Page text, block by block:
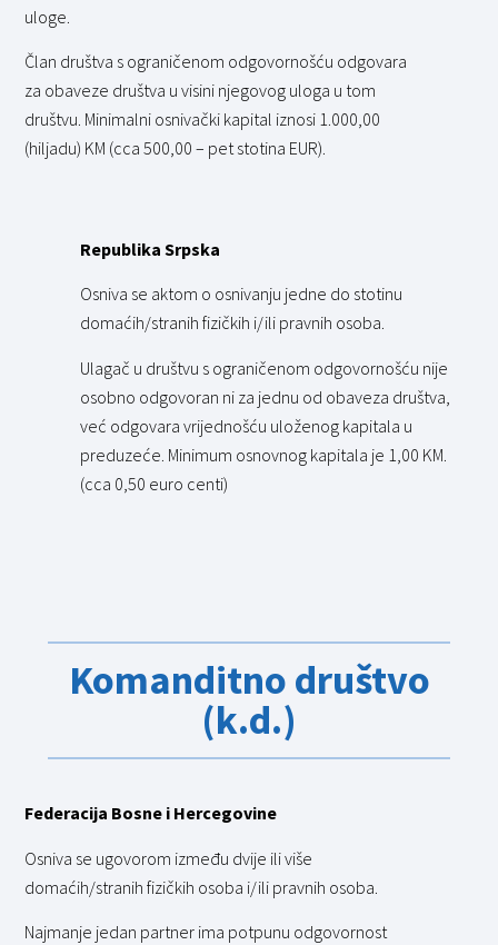
uloge.
Član društva s ograničenom odgovornošću odgovara
za obaveze društva u visini njegovog uloga u tom
društvu. Minimalni osnivački kapital iznosi 1.000,00
(hiljadu) KM (cca 500,00 – pet stotina EUR).
Republika Srpska
Osniva se aktom o osnivanju jedne do stotinu
domaćih/stranih fizičkih i/ili pravnih osoba.
Ulagač u društvu s ograničenom odgovornošću nije
osobno odgovoran ni za jednu od obaveza društva,
već odgovara vrijednošću uloženog kapitala u
preduzeće. Minimum osnovnog kapitala je 1,00 KM.
(cca 0,50 euro centi)
Komanditno društvo
(k.d.)
Federacija Bosne i Hercegovine
Osniva se ugovorom između dvije ili više
domaćih/stranih fizičkih osoba i/ili pravnih osoba.
Najmanje jedan partner ima potpunu odgovornost